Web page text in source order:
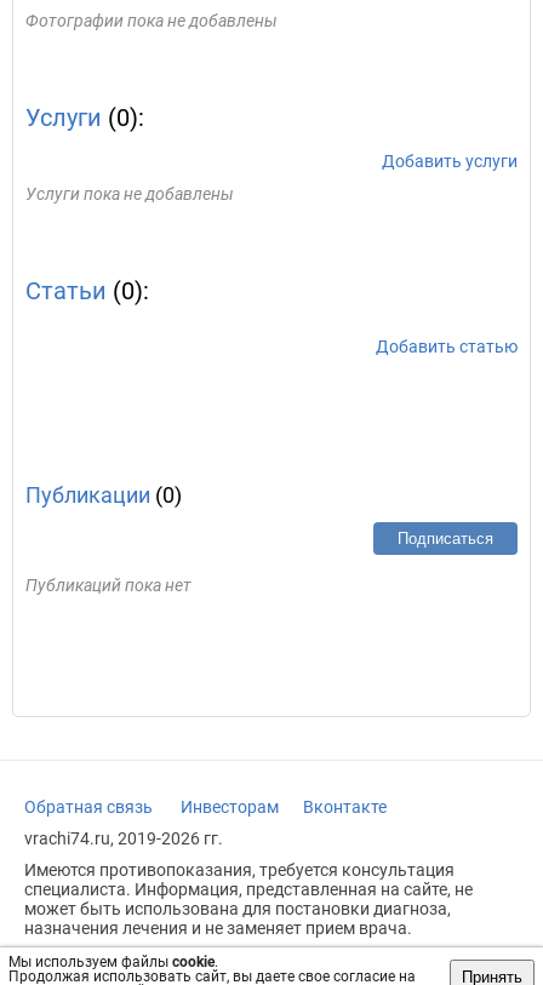
Мы используем файлы cookie.
Продолжая использовать сайт, вы даете свое согласие на
Принять
Фотографии пока не добавлены
Услуги (0):
Добавить услуги
Услуги пока не добавлены
Статьи (0):
Добавить статью
Публикации (0)
Подписаться
Публикаций пока нет
Обратная связь Инвесторам
Вконтакте
vrachi74.ru, 2019-2026 гг.
Имеются противопоказания, требуется консультация
специалиста. Информация, представленная на сайте, не
может быть использована для постановки диагноза,
назначения лечения и не заменяет прием врача.
Возрастное ограничение: 18+